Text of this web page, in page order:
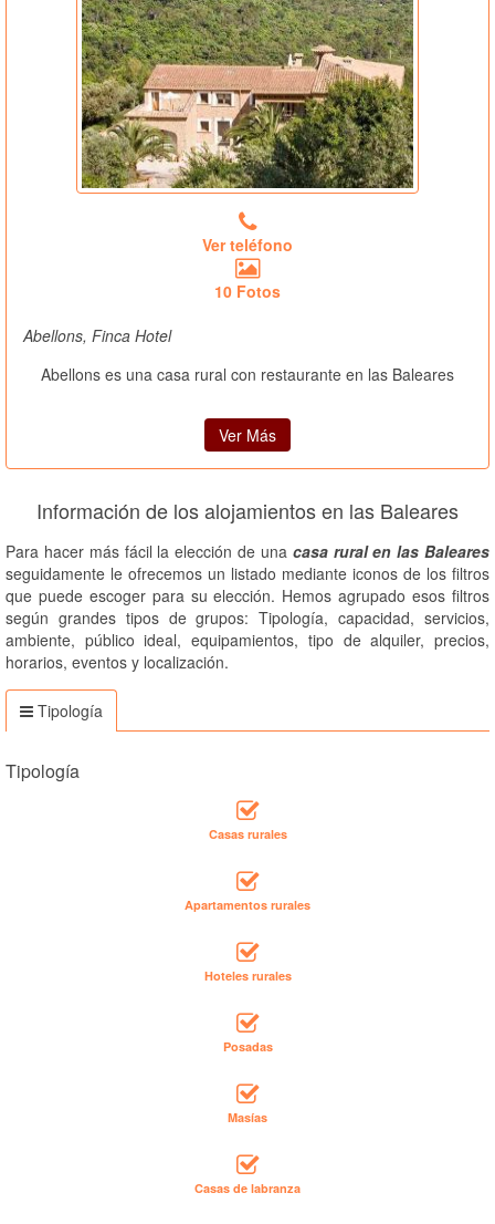
Ver teléfono
10 Fotos
Abellons, Finca Hotel
Abellons es una casa rural con restaurante en las Baleares
Ver Más
Información de los alojamientos en las Baleares
Para hacer más fácil la elección de una casa rural en las Baleares
seguidamente le ofrecemos un listado mediante iconos de los filtros
que puede escoger para su elección. Hemos agrupado esos filtros
según grandes tipos de grupos: Tipología, capacidad, servicios,
ambiente, público ideal, equipamientos, tipo de alquiler, precios,
horarios, eventos y localización.
Tipología
Tipología
Casas rurales
Apartamentos rurales
Hoteles rurales
Posadas
Masías
Casas de labranza